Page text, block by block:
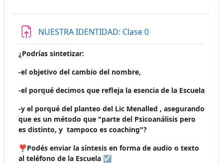
NUESTRA IDENTIDAD: Clase 0Tarea
¿Podrías sintetizar:
-el objetivo del cambio del nombre,
-el porqué decimos que refleja la esencia de la Escuela
-y el porqué del planteo del Lic Menalled , asegurando
que es un método que "parte del Psicoanálisis pero
es distinto, y tampoco es coaching"?
❣️Podés enviar la síntesis en forma de audio o texto
al teléfono de la Escuela ☑️